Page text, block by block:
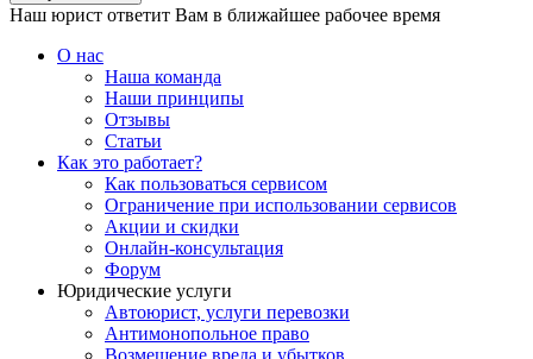
Наш юрист ответит Вам в ближайшее рабочее время
О нас
Наша команда
Наши принципы
Отзывы
Статьи
Как это работает?
Как пользоваться сервисом
Ограничение при использовании сервисов
Акции и скидки
Онлайн-консультация
Форум
Юридические услуги
Автоюрист, услуги перевозки
Антимонопольное право
Возмещение вреда и убытков